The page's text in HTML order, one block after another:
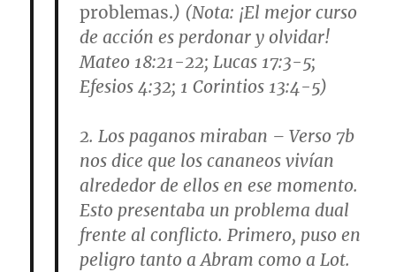
problemas.) (Nota: ¡El mejor curso
de acción es perdonar y olvidar!
Mateo 18:21-22; Lucas 17:3-5;
Efesios 4:32; 1 Corintios 13:4-5)
2. Los paganos miraban –Verso 7b
nos dice que los cananeos vivían
alrededor de ellos en ese momento.
Esto presentaba un problema dual
frente al conflicto. Primero, puso en
peligro tanto a Abram como a Lot.